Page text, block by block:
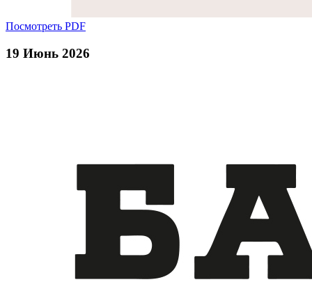
Посмотреть PDF
19 Июнь 2026